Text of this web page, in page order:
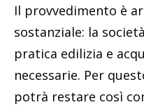
Il provvedimento è
sostanziale: la
pratica edilizia e
necessarie. Per
potrà restare così